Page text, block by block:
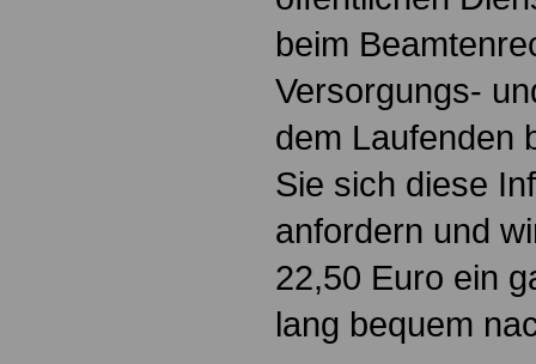
beim
Versorgungs-
dem Laufenden
Sie sich diese
anfordern und
22,50 Euro ein
lang bequem